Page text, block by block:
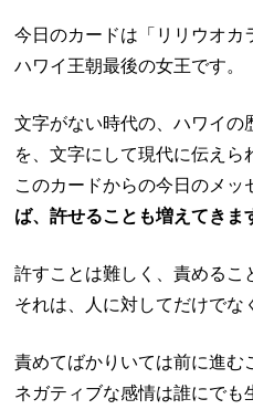
今日のカードは「リリウオカ
ハワイ王朝最後の女王です。
文字がない時代の、ハワイの
を、文字にして現代に伝えら
このカードからの今日のメッ
ば、許せることも増えてきま
許すことは難しく、責めるこ
それは、人に対してだけでな
責めてばかりいては前に進む
ネガティブな感情は誰にでも